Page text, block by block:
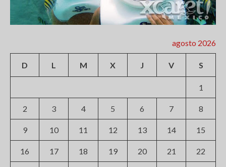
agosto 2026
D L M X J V S
1
2 3 4 5 6 7 8
9 10 11 12 13 14 15
16 17 18 19 20 21 22